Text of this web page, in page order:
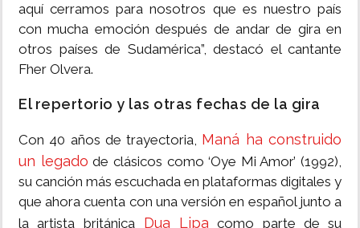
aquí cerramos para nosotros que es nuestro país
con mucha emoción después de andar de gira en
otros países de Sudamérica”, destacó el cantante
Fher Olvera.
El repertorio y las otras fechas de la gira
Con 40 años de trayectoria, Maná ha construido
un legado de clásicos como ‘Oye Mi Amor’ (1992),
su canción más escuchada en plataformas digitales y
que ahora cuenta con una versión en español junto a
la artista británicaDua Lipa como parte de su